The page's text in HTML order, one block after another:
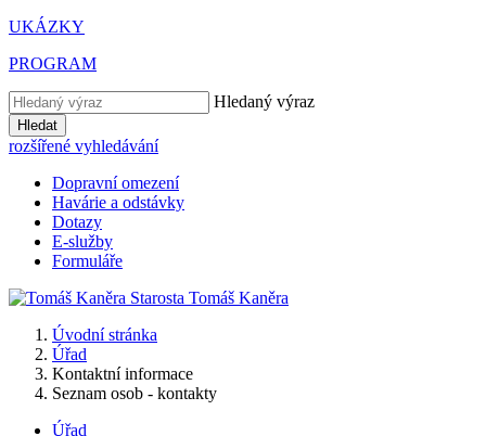
UKÁZKY
PROGRAM
Hledaný výraz
Hledat
rozšířené vyhledávání
Dopravní omezení
Havárie a odstávky
Dotazy
E-služby
Formuláře
Starosta Tomáš Kaněra
Úvodní stránka
Úřad
Kontaktní informace
Seznam osob - kontakty
Úřad